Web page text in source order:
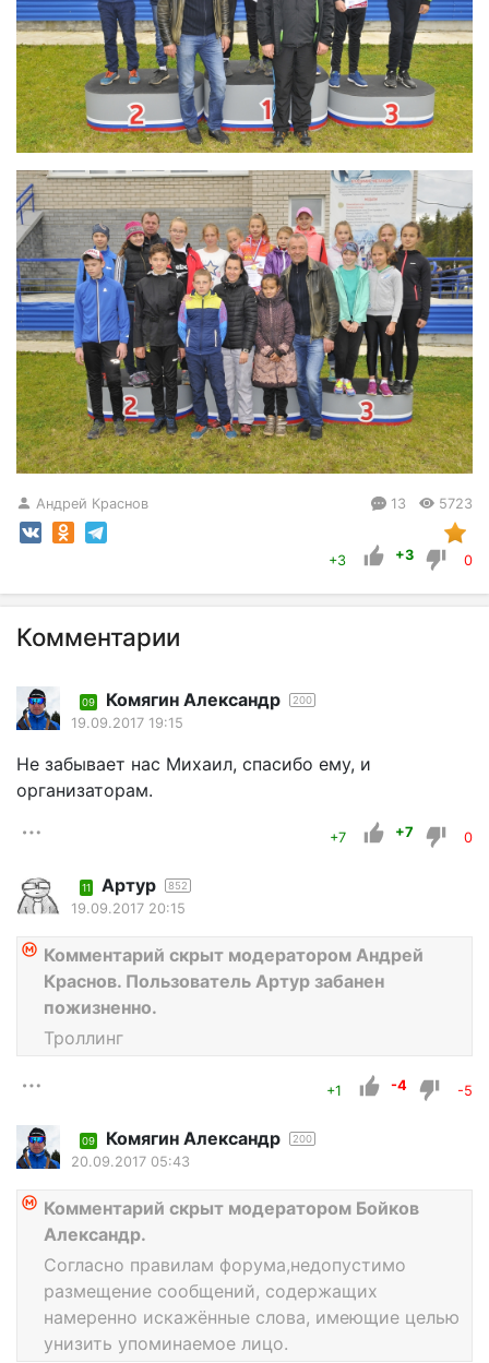
Андрей Краснов 13 5723
+3 +3 0
Комментарии
09 Комягин Александр 200
19.09.2017 19:15
Не забывает нас Михаил, спасибо ему, и
организаторам.
+7 +7 0
11 Артур 852
19.09.2017 20:15
Комментарий скрыт модератором Андрей
Краснов. Пользователь Артур забанен
пожизненно.
Троллинг
+1 -4 -5
09 Комягин Александр 200
20.09.2017 05:43
Комментарий скрыт модератором Бойков
Александр.
Согласно правилам форума,недопустимо
размещение сообщений, содержащих
намеренно искажённые слова, имеющие целью
унизить упоминаемое лицо.